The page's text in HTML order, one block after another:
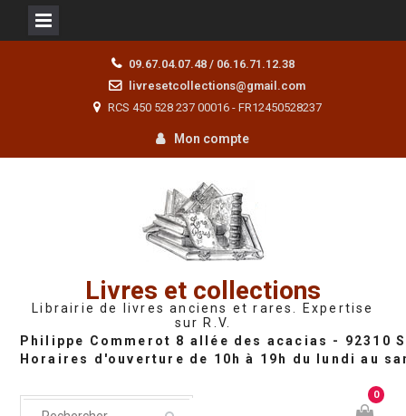
09.67.04.07.48 / 06.16.71.12.38
livresetcollections@gmail.com
RCS 450 528 237 00016 - FR12450528237
Mon compte
Livres et collections
Librairie de livres anciens et rares. Expertise
sur R.V.
0